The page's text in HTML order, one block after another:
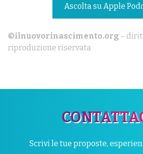
Ascolta su Apple
©ilnuovorinascimento.org –
riproduzione riservata
Scrivi le tue proposte,